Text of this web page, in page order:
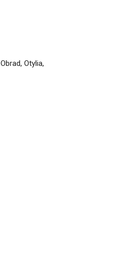
Obrad, Otylia,